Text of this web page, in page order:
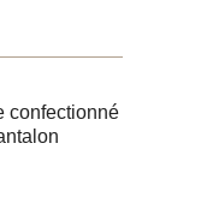
confectionné